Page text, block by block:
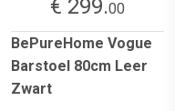
€ 299.00
BePureHome Vogue
Barstoel 80cm Leer
Zwart